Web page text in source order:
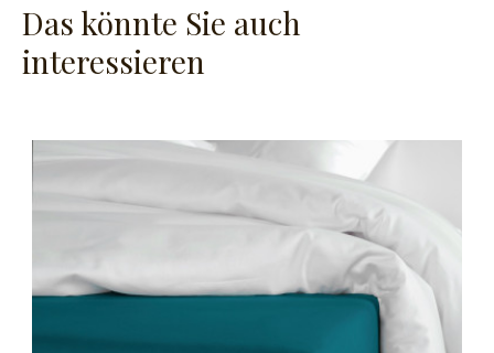
Das könnte Sie auch
interessieren